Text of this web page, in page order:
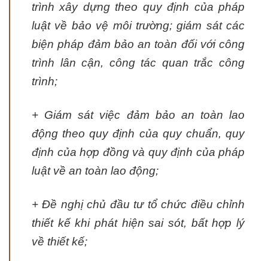
trình xây dựng theo quy định của pháp
luật về bảo vệ môi trường; giám sát các
biện pháp đảm bảo an toàn đối với công
trình lân cận, công tác quan trắc công
trình;
+ Giám sát việc đảm bảo an toàn lao
động theo quy định của quy chuẩn, quy
định của hợp đồng và quy định của pháp
luật về an toàn lao động;
+ Đề nghị chủ đầu tư tổ chức điều chỉnh
thiết kế khi phát hiện sai sót, bất hợp lý
về thiết kế;